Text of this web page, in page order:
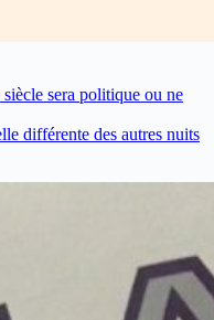
sera politique ou ne
différente des autres nuits